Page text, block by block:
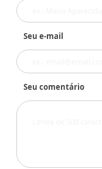
Seu e-mail
Seu comentário